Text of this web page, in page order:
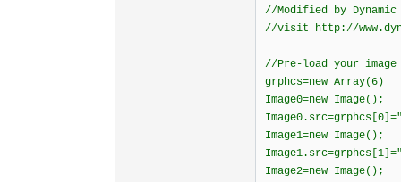
//Modified by
//visit http://
//Pre-load your image
grphcs=new Array(6)
Image0=new Image();
Image1=new Image();
Image2=new Image();